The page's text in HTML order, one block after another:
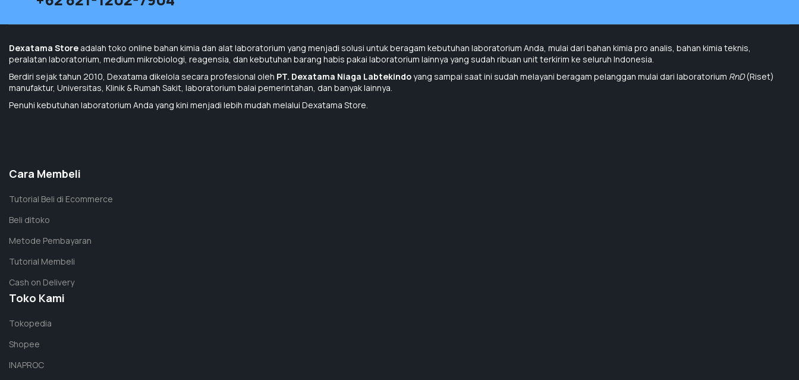
Penawaran Harga
Bahan Kimia Analis
Tri Sodium Citrate Dihydrate P.A
Bahan Kimia Analis
Bahan Kimia Analis
Sodium Tungstate Dihydrate 250 Gr
Dexatama Store adalah toko online bahan kimia dan alat laboratorium yang menjadi solusi untuk beragam kebutuhan laboratorium Anda, mulai dari bahan kimia pro analis, bahan kimia teknis,
peralatan laboratorium, medium mikrobiologi, reagensia, dan kebutuhan barang habis pakai laboratorium lainnya yang sudah ribuan unit terkirim ke seluruh Indonesia.
Berdiri sejak tahun 2010, Dexatama dikelola secara profesional oleh PT. Dexatama Niaga Labtekindoyang sampai saat ini sudah melayani beragam pelanggan mulai dari laboratorium RnD(Riset)
manufaktur, Universitas, Klinik & Rumah Sakit, laboratorium balai pemerintahan, dan banyak lainnya.
Penuhi kebutuhan laboratorium Anda yang kini menjadi lebih mudah melalui Dexatama Store.
Cara Membeli
Tutorial Beli di Ecommerce
Beli ditoko
Metode Pembayaran
Tutorial Membeli
Cash on Delivery
Toko Kami
Tokopedia
Shopee
INAPROC